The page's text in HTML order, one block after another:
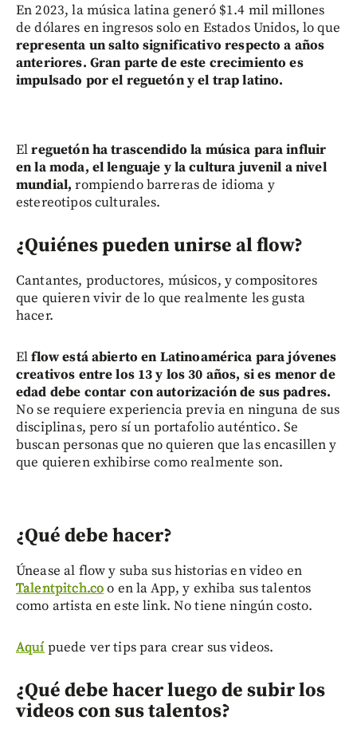
En 2023, la música latina generó $1.4 mil millones
de dólares en ingresos solo en Estados Unidos, lo que
representa un salto significativo respecto a años
anteriores. Gran parte de este crecimiento es
impulsado por el reguetón y el trap latino.
Elreguetón ha trascendido la música para influir
en la moda, el lenguaje y la cultura juvenil a nivel
mundial, rompiendo barreras de idioma y
estereotipos culturales.
¿Quiénes pueden unirse al flow?
Cantantes, productores, músicos, y compositores
que quieren vivir de lo que realmente les gusta
hacer.
Elflow está abierto en Latinoamérica para jóvenes
creativos entre los 13 y los 30 años, si es menor de
edad debe contar con autorización de sus padres.
No se requiere experiencia previa en ninguna de sus
disciplinas, pero sí un portafolio auténtico. Se
buscan personas que no quieren que las encasillen y
que quieren exhibirse como realmente son.
¿Qué debe hacer?
Únease al flow y suba sus historias en video en
Talentpitch.coo en la App, y exhiba sus talentos
como artista en este link. No tiene ningún costo.
Aquí puede ver tips para crear sus videos.
¿Qué debe hacer luego de subir los
videos con sus talentos?